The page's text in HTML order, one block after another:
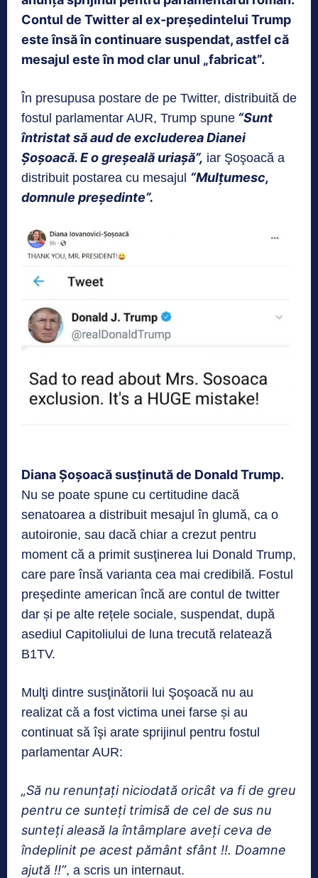
Contul de Twitter al ex-președintelui Trump
este însă în continuare suspendat, astfel că
mesajul este în mod clar unul „fabricat”.
În presupusa postare de pe Twitter, distribuită de
fostul parlamentar AUR, Trump spune “Sunt
întristat să aud de excluderea Dianei
Şoşoacă. E o greşeală uriaşă”, iar Şoşoacă a
distribuit postarea cu mesajul “Mulţumesc,
domnule preşedinte”.
Diana Șoșoacă susținută de Donald Trump.
Nu se poate spune cu certitudine dacă
senatoarea a distribuit mesajul în glumă, ca o
autoironie, sau dacă chiar a crezut pentru
moment că a primit susţinerea lui Donald Trump,
care pare însă varianta cea mai credibilă. Fostul
preşedinte american încă are contul de twitter
dar și pe alte rețele sociale, suspendat, după
asediul Capitoliului de luna trecută relatează
B1TV.
Mulţi dintre susţinătorii lui Şoşoacă nu au
realizat că a fost victima unei farse și au
continuat să îşi arate sprijinul pentru fostul
parlamentar AUR:
„Să nu renunțați niciodată oricât va fi de greu
pentru ce sunteți trimisă de cel de sus nu
sunteți aleasă la întâmplare aveți ceva de
îndeplinit pe acest pământ sfânt !!. Doamne
ajută !!”, a scris un internaut.